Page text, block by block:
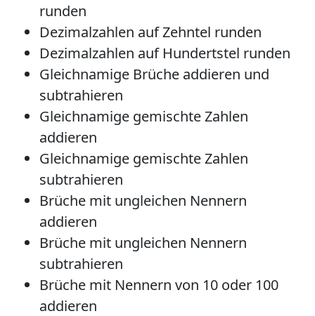
runden
Dezimalzahlen auf Zehntel runden
Dezimalzahlen auf Hundertstel runden
Gleichnamige Brüche addieren und
subtrahieren
Gleichnamige gemischte Zahlen
addieren
Gleichnamige gemischte Zahlen
subtrahieren
Brüche mit ungleichen Nennern
addieren
Brüche mit ungleichen Nennern
subtrahieren
Brüche mit Nennern von 10 oder 100
addieren